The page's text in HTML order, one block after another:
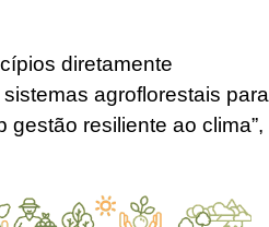
diretamente
agroflorestais para
gestão resiliente ao clima”,